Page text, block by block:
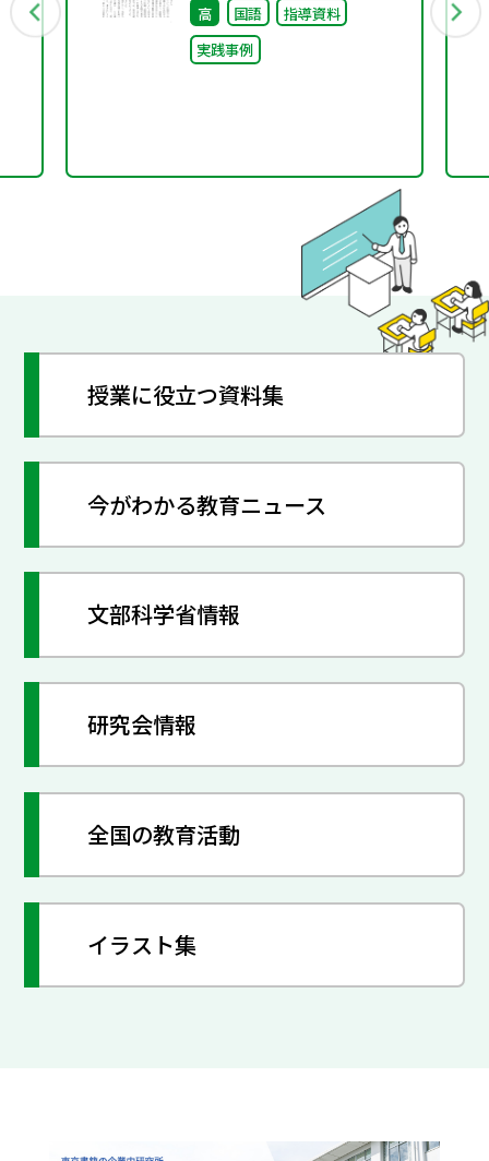
高 国語
指導資料
実践事例
授業に役立つ資料集
今がわかる教育ニュース
文部科学省情報
研究会情報
全国の教育活動
イラスト集